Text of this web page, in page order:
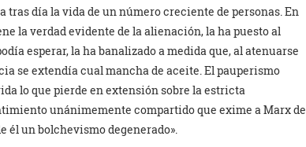
tras día la vida de un número creciente de personas. En
la verdad evidente de la alienación, la ha puesto al
esperar, la ha banalizado a medida que, al atenuarse
se extendía cual mancha de aceite. El pauperismo
lo que pierde en extensión sobre la estricta
unánimemente compartido que exime a Marx de
él un bolchevismo degenerado».